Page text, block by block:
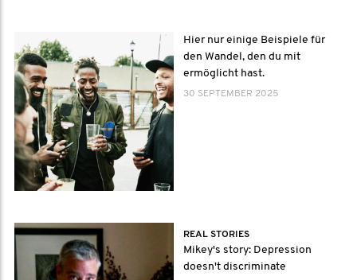
Hier nur einige Beispiele für
den Wandel, den du mit
ermöglicht hast.
30 SEPTEMBER 2025
REAL STORIES
Mikey's story: Depression
doesn't discriminate